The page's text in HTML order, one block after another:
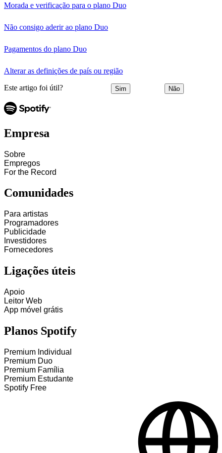
Morada e verificação para o plano Duo
Não consigo aderir ao plano Duo
Pagamentos do plano Duo
Alterar as definições de país ou região
Este artigo foi útil? Sim Não
Empresa
Sobre
Empregos
For the Record
Comunidades
Para artistas
Programadores
Publicidade
Investidores
Fornecedores
Ligações úteis
Apoio
Leitor Web
App móvel grátis
Planos Spotify
Premium Individual
Premium Duo
Premium Família
Premium Estudante
Spotify Free